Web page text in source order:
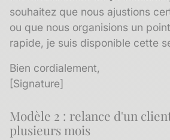
souhaitez que nous ajustions
ou que nous organisions un
rapide, je suis disponible cette
Bien cordialement,
[Signature]
Modèle 2 : relance d'un
plusieurs mois